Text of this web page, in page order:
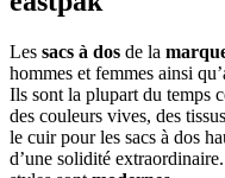
Les sacs à dos de la
hommes et femmes ainsi
Ils sont la plupart du temps
des couleurs vives, des
le cuir pour les sacs à dos
d’une solidité